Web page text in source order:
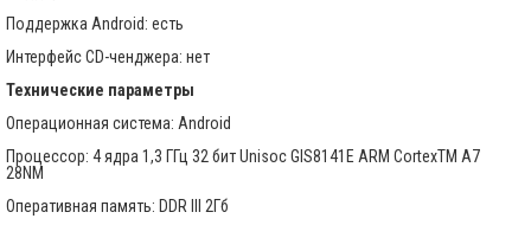
Поддержка Android: есть
Интерфейс CD-ченджера: нет
Технические параметры
Операционная система: Android
Процессор: 4 ядра 1,3 ГГц 32 бит Unisoc GIS8141E ARM CortexTM A7
28NM
Оперативная память: DDR III 2Гб